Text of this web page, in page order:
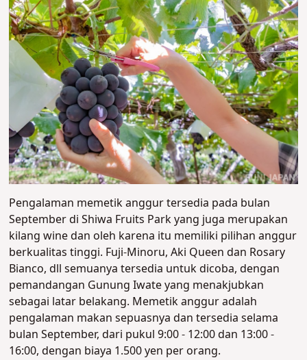
Pengalaman memetik anggur tersedia pada bulan
September di Shiwa Fruits Park yang juga merupakan
kilang wine dan oleh karena itu memiliki pilihan anggur
berkualitas tinggi. Fuji-Minoru, Aki Queen dan Rosary
Bianco, dll semuanya tersedia untuk dicoba, dengan
pemandangan Gunung Iwate yang menakjubkan
sebagai latar belakang. Memetik anggur adalah
pengalaman makan sepuasnya dan tersedia selama
bulan September, dari pukul 9:00 - 12:00 dan 13:00 -
16:00, dengan biaya 1.500 yen per orang.